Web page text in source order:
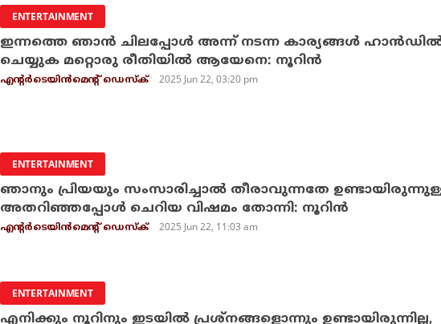
ENTERTAINMENT
ഇന്നത്തെ ഞാന്‍ ചിലപ്പോള്‍ അന്ന് നടന്ന കാര്യങ്ങള്‍
ചെയ്യുക മറ്റൊരു രീതിയില്‍ ആയേനെ: നൂറിന്‍
എന്റര്‍ടെയിന്‍മെന്റ് ഡെസ്‌ക് 2025 Jun 22, 03:20 pm
ENTERTAINMENT
ഞാനും പ്രിയയും സംസാരിച്ചാല്‍ തീരാവുന്നതേ
അതറിഞ്ഞപ്പോള്‍ ചെറിയ വിഷമം തോന്നി: നൂറിന്‍
എന്റര്‍ടെയിന്‍മെന്റ് ഡെസ്‌ക് 2025 Jun 22, 11:03 am
ENTERTAINMENT
എനിക്കും നൂറിനും ഇടയിൽ പ്രശ്നങ്ങളൊന്നും ഉണ്ടായിരുന്നില്ല,